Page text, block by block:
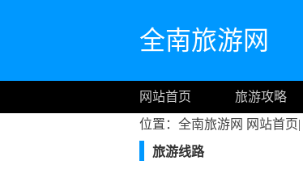
全南旅游网
网站首页 旅游攻略
位置：全南旅游网 网站首页|
旅游线路